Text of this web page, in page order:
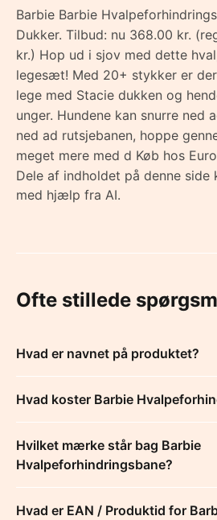
Barbie Barbie
Dukker. Tilbud: nu 368.00 kr.
kr.) Hop ud i sjov med dette
legesæt! Med 20+ stykker er
lege med Stacie dukken og
unger. Hundene kan snurre ned
ned ad rutsjebanen, hoppe
meget mere med d Køb hos
Dele af indholdet på denne
med hjælp fra AI.
Ofte stillede
Hvad er navnet på produktet?
Hvad koster Barbie
Hvilket mærke står bag Barbie
Hvalpeforhindringsbane?
Hvad er EAN / Produktid for